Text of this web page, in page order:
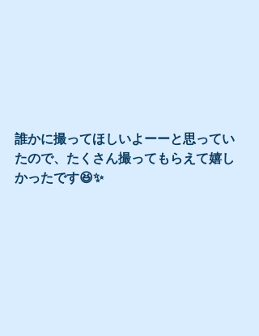
誰かに撮ってほしいよーーと思ってい
たので、たくさん撮ってもらえて嬉し
かったです😆✨